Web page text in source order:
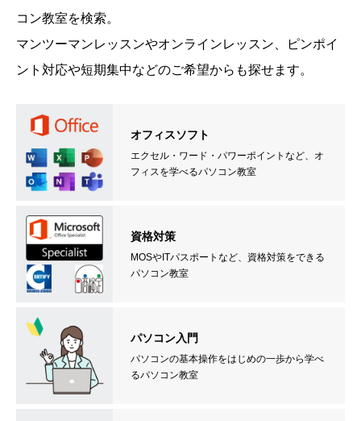
コン教室を検索。
マンツーマンレッスンやオンラインレッスン、ピンポイ
ント対応や短期集中などのご希望からも探せます。
オフィスソフト
エクセル・ワード・パワーポイントなど、オ
フィスを学べるパソコン教室
資格対策
MOSやITパスポートなど、資格対策をできる
パソコン教室
パソコン入門
パソコンの基本操作をはじめの一歩から学べ
るパソコン教室